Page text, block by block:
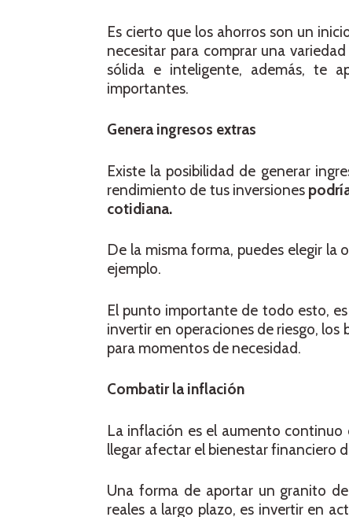
Es cierto que los ahorros son un
necesitar para comprar una
sólida e inteligente, además, te
importantes.
Genera ingresos extras
Existe la posibilidad de generar
rendimiento de tus inversiones
cotidiana.
De la misma forma, puedes elegir la
ejemplo.
El punto importante de todo esto,
invertir en operaciones de riesgo,
para momentos de necesidad.
Combatir la inflación
La inflación es el aumento
llegar afectar el bienestar financiero
Una forma de aportar un granito
reales a largo plazo, es invertir en